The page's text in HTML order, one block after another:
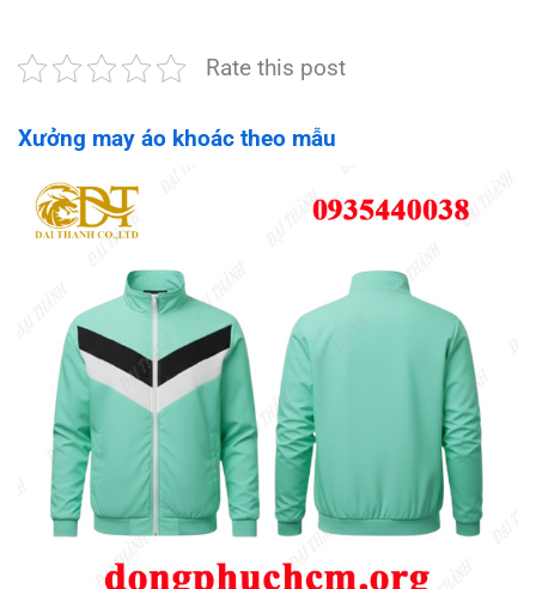
Rate this post
Xưởng may áo khoác theo mẫu